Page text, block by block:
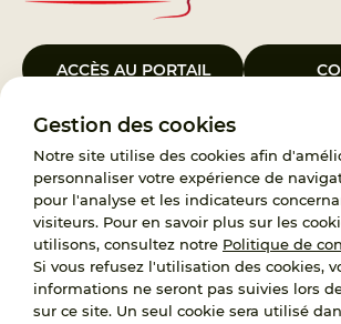
Gestion des cookies
Notre site utilise des cookies afin
personnaliser votre expérience de
pour l'analyse et les indicateurs
visiteurs. Pour en savoir plus sur les
utilisons, consultez notre Politique de
Si vous refusez l'utilisation des cookies,
informations ne seront pas suivies lors
sur ce site. Un seul cookie sera utilisé
ACCÈS AU PORTAIL
Le Groupement d’Intérêt Public France Enfance
janvier 2023, a pour objet d’assurer les missions
119, d’accompagnement des adoptants et de
demandes d’accès aux origines personnelles.
Protégée est également un observatoire et une
l’ensemble des professionnels, ainsi qu’un appui
politique publique à travers le soutien à
nationaux.